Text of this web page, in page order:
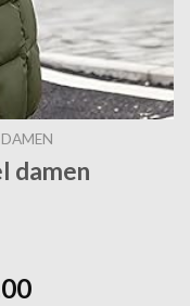
damen